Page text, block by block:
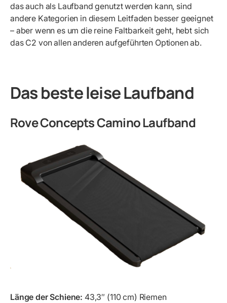
das auch als Laufband genutzt werden kann, sind
andere Kategorien in diesem Leitfaden besser geeignet
– aber wenn es um die reine Faltbarkeit geht, hebt sich
das C2 von allen anderen aufgeführten Optionen ab.
Das beste leise Laufband
Rove Concepts Camino Laufband
Länge der Schiene: 43,3″ (110 cm) Riemen